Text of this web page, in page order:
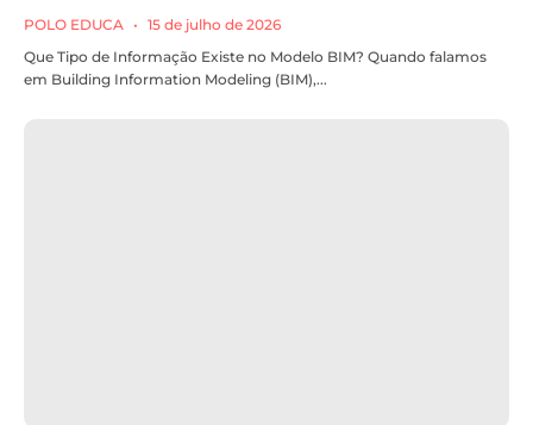
POLO EDUCA
15 de julho de 2026
Que Tipo de Informação Existe no Modelo BIM? Quando falamos
em Building Information Modeling (BIM),...